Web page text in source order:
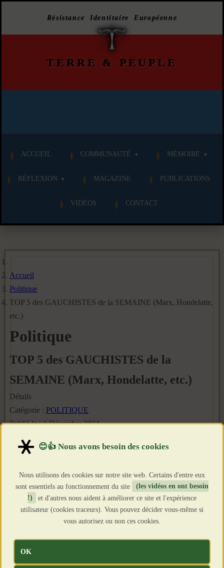
Résistance Identitaire Européenne
TERRE & PEUPLE
ACCUEIL COMMUNAUTÉ MÉMOIRE
RÉFLEXION MAGAZINE PUBLICATIONS
VIDÉOS CONTACT
Accueil
Politique
TOP 5 des GAUCHISTES de la SEMAINE (Marx, Hondelatte,
etc.)
Politique
TOP 5 des GAUCHISTES de la
SEMAINE (Marx, Hondelatte, etc.)
Détails
Catégorie : POLITIQUE
Publié le : 1 Décembre 2024
Clics : 2206
Nous utilisons des cookies sur notre site web. Certains d'entre eux
sont essentiels au fonctionnement du site
(les vidéos en ont besoin
!)
et d'autres nous aident à améliorer ce site et l'expérience
utilisateur (cookies traceurs). Vous pouvez décider vous-même si
vous autorisez ou non ces cookies.
OK